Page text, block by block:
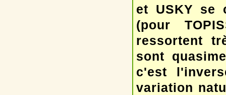
et USKY se
(pour
ressortent
sont
c'est
variation